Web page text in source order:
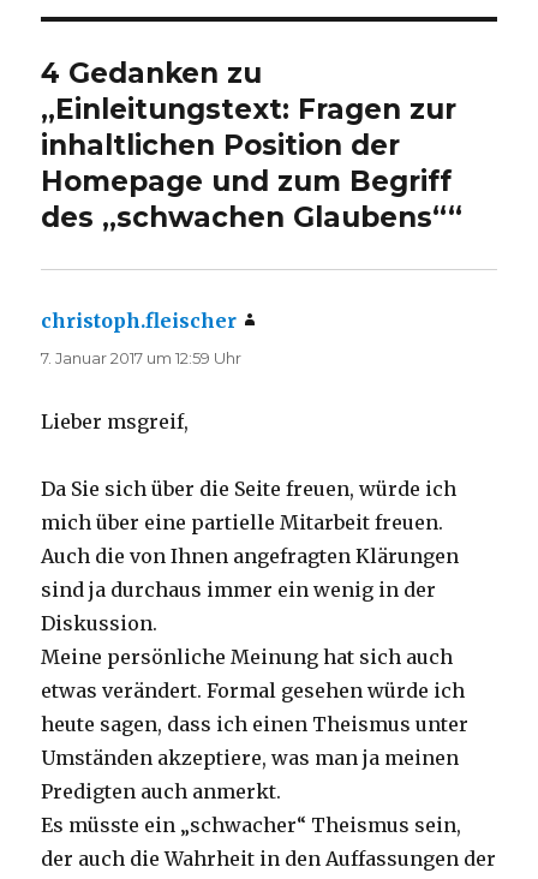
4 Gedanken zu
„Einleitungstext: Fragen zur
inhaltlichen Position der
Homepage und zum Begriff
des „schwachen Glaubens““
christoph.fleischer
7. Januar 2017 um 12:59 Uhr
Lieber msgreif,
Da Sie sich über die Seite freuen, würde ich
mich über eine partielle Mitarbeit freuen.
Auch die von Ihnen angefragten Klärungen
sind ja durchaus immer ein wenig in der
Diskussion.
Meine persönliche Meinung hat sich auch
etwas verändert. Formal gesehen würde ich
heute sagen, dass ich einen Theismus unter
Umständen akzeptiere, was man ja meinen
Predigten auch anmerkt.
Es müsste ein „schwacher“ Theismus sein,
der auch die Wahrheit in den Auffassungen der